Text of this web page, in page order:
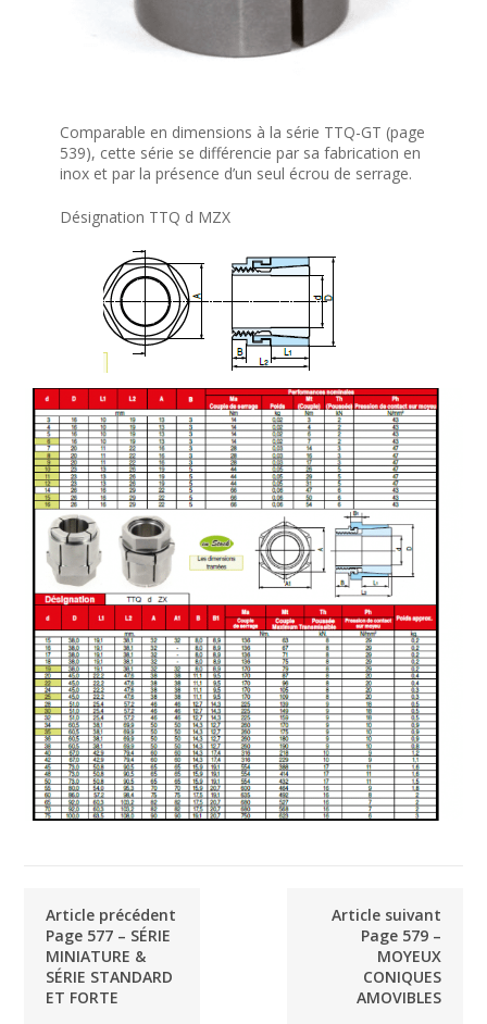
Comparable en dimensions à la série TTQ-GT (page
539), cette série se différencie par sa fabrication en
inox et par la présence d’un seul écrou de serrage.
Désignation TTQ d MZX
Article précédent
Page 577 – SÉRIE
MINIATURE &
SÉRIE STANDARD
ET FORTE
Article suivant
Page 579 –
MOYEUX
CONIQUES
AMOVIBLES